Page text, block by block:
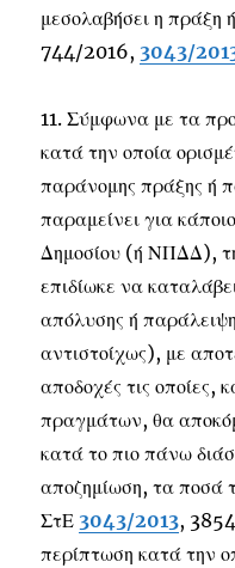
μεσολαβήσει η πράξη
744/2016, 3043/
11. Σύμφωνα με τα
κατά την οποία
παράνομης πράξης ή
παραμείνει για
Δημοσίου (ή ΝΠΔΔ),
επιδίωκε να
απόλυσης ή
αντιστοίχως), με
αποδοχές τις οποίες,
πραγμάτων, θα
κατά το πιο πάνω
αποζημίωση, τα
ΣτΕ 3043/2013,
περίπτωση κατά την